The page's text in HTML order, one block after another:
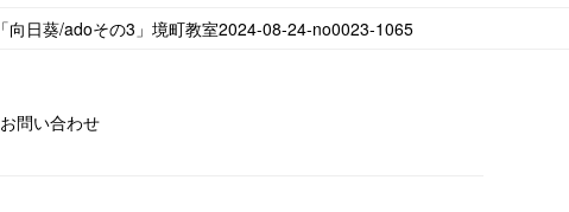
「向日葵/adoその3」境町教室2024-08-24-­no0023-­1065
お問い合わせ